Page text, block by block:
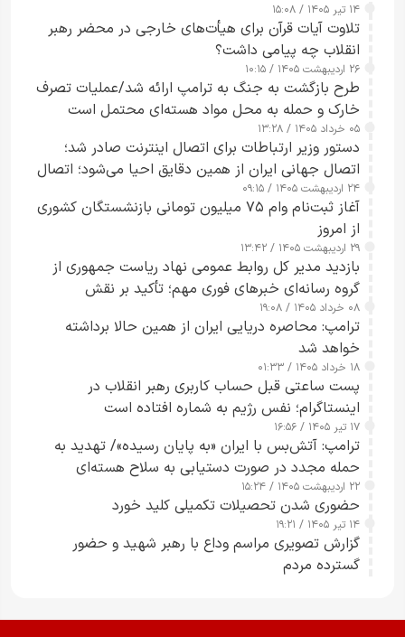
۱۴ تیر ۱۴۰۵ / ۱۵:۰۸
تلاوت آیات قرآن برای هیأت‌های خارجی در محضر رهبر
انقلاب چه پیامی داشت؟
۲۶ اردیبهشت ۱۴۰۵ / ۱۰:۱۵
طرح‌ بازگشت به جنگ به ترامپ ارائه شد/عملیات تصرف
خارک و حمله به محل مواد هسته‌ای محتمل است
۰۵ خرداد ۱۴۰۵ / ۱۳:۲۸
دستور وزیر ارتباطات برای اتصال اینترنت صادر شد؛
اتصال جهانی ایران از همین دقایق احیا می‌شود؛ اتصال
کامل مردم تا ۲۴ ساعت آینده
۲۴ اردیبهشت ۱۴۰۵ / ۰۹:۱۵
آغاز ثبت‌نام وام ۷۵ میلیون تومانی بازنشستگان کشوری
از امروز
۲۹ اردیبهشت ۱۴۰۵ / ۱۳:۴۲
بازدید مدیر کل روابط عمومی نهاد ریاست جمهوری از
گروه رسانه‌ای خبرهای فوری مهم؛ تأکید بر نقش
رسانه‌های هوشمند و مسئول در ارتقای آگاهی عمومی
۰۸ خرداد ۱۴۰۵ / ۱۹:۰۸
ترامپ: محاصره دریایی ایران از همین حالا برداشته
خواهد شد
۱۸ خرداد ۱۴۰۵ / ۰۱:۳۳
پست ساعتی قبل حساب کاربری رهبر انقلاب در
اینستاگرام؛ نفس رژیم به شماره افتاده است​
۱۷ تیر ۱۴۰۵ / ۱۶:۵۶
ترامپ: آتش‌بس با ایران «به پایان رسیده»/ تهدید به
حمله مجدد در صورت دستیابی به سلاح هسته‌ای
۲۲ اردیبهشت ۱۴۰۵ / ۱۵:۲۴
حضوری شدن تحصیلات تکمیلی کلید خورد
۱۴ تیر ۱۴۰۵ / ۱۹:۲۱
گزارش تصویری مراسم وداع با رهبر شهید و حضور
گسترده مردم